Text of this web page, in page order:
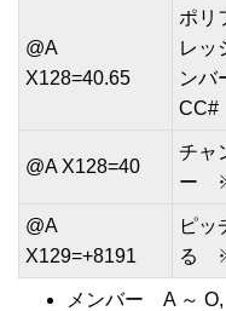
@A
X128=40.65
ポリ
レッ
ン
CC#
@A X128=40
チャ
ー
@A
X129=+8191
ピッ
る
メンバー A ～